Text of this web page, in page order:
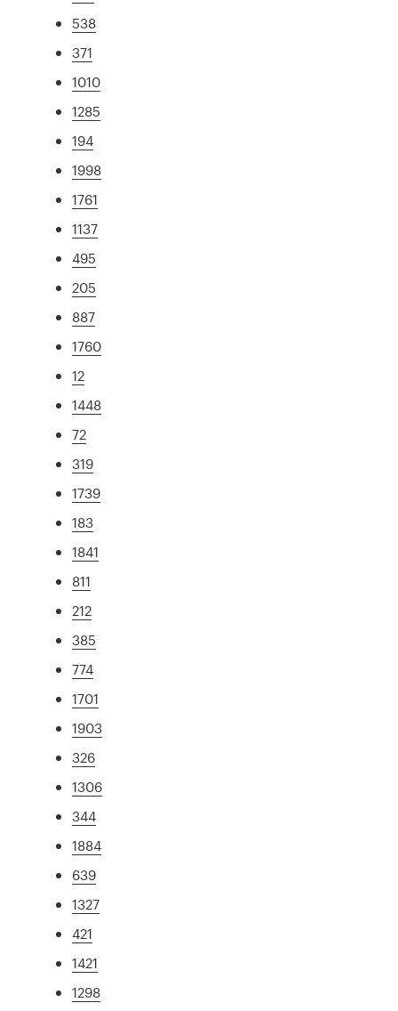
538
371
1010
1285
194
1998
1761
1137
495
205
887
1760
12
1448
72
319
1739
183
1841
811
212
385
774
1701
1903
326
1306
344
1884
639
1327
421
1421
1298